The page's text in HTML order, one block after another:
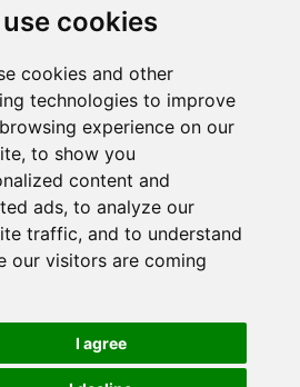
cookies
cookies and other
technologies to improve
experience on our
to show you
content and
ads, to analyze our
traffic, and to understand
our visitors are coming
I agree